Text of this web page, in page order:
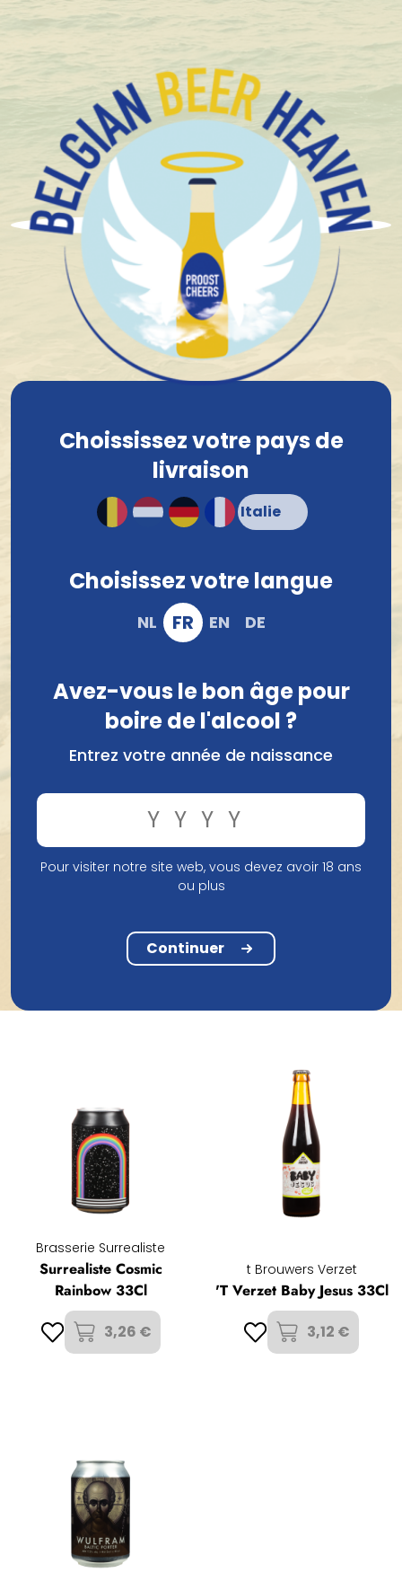
+1.600 Bières spéciales Belges en stock
Porter
Vous recherchez une bière de caractère ? Le porto
est la bière qu'il vous faut. Ce style de bière brune, aux
saveurs riches et à la longue histoire, est un
incontournable pour tout aficionado.
Chez Belgian Beer Heaven, vous trouverez une
sélection soigneusement étudiée de bières porter, y
compris les meilleures bières de brasseries belges
telles que 't Hofbrouwerijke, Viven et Vliegend Paard.
découvrez pourquoi le porto est si populaire dans le
Meester Vals Meesterke
33Cl
2,61 €
Hofbrouwerijke Anarkriek
33Cl (UG)
Viven Porter 33Cl
Brasserie Surrealiste
Surrealiste Cosmic
Rainbow 33Cl
3,26 €
t Brouwers Verzet
'T Verzet Baby Jesus 33Cl
3,12 €
Choississez votre pays de
livraison
Choisissez votre langue
NL FR EN DE
Avez-vous le bon âge pour
boire de l'alcool ?
Entrez votre année de naissance
Pour visiter notre site web, vous devez avoir 18 ans
ou plus
Continuer